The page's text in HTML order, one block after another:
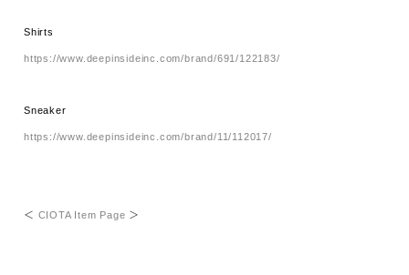
Shirts
https://www.deepinsideinc.com/brand/691/122183/
Sneaker
https://www.deepinsideinc.com/brand/11/112017/
＜ CIOTA Item Page ＞